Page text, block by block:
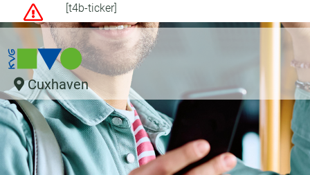
[t4b-ticker]
Cuxhaven